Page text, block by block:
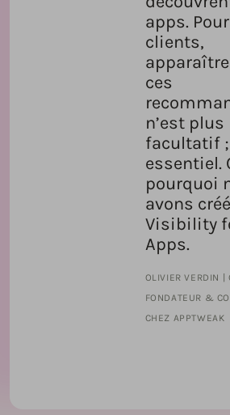
apps.
clients,
ces
n’est plus
facultatif ;
essentiel.
pourquoi
avons
Visibility
Apps.
OLIVIER VERDIN |
FONDATEUR &
CHEZ APPTWEAK